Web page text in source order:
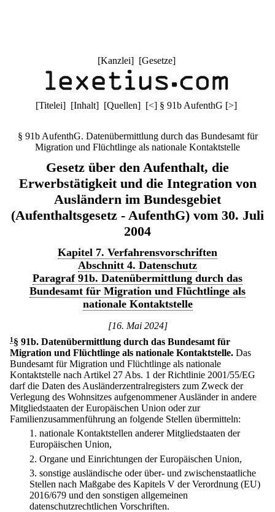
[Kanzlei] [Gesetze]
[Titelei] [Inhalt] [Quellen] [<] § 91b AufenthG [>]
§ 91b AufenthG. Datenübermittlung durch das Bundesamt für
Migration und Flüchtlinge als nationale Kontaktstelle
Gesetz über den Aufenthalt, die
Erwerbstätigkeit und die Integration von
Ausländern im Bundesgebiet
(Aufenthaltsgesetz - AufenthG) vom 30. Juli
2004
Kapitel 7. Verfahrensvorschriften
Abschnitt 4. Datenschutz
Paragraf 91b. Datenübermittlung durch das
Bundesamt für Migration und Flüchtlinge als
nationale Kontaktstelle
[16. Mai 2024]
1 § 91b. Datenübermittlung durch das Bundesamt für
Migration und Flüchtlinge als nationale Kontaktstelle. Das
Bundesamt für Migration und Flüchtlinge als nationale
Kontaktstelle nach Artikel 27 Abs. 1 der Richtlinie 2001/55/EG
darf die Daten des Ausländerzentralregisters zum Zweck der
Verlegung des Wohnsitzes aufgenommener Ausländer in andere
Mitgliedstaaten der Europäischen Union oder zur
Familienzusammenführung an folgende Stellen übermitteln:
1. nationale Kontaktstellen anderer Mitgliedstaaten der
Europäischen Union,
2. Organe und Einrichtungen der Europäischen Union,
3. sonstige ausländische oder über- und zwischenstaatliche
Stellen nach Maßgabe des Kapitels V der Verordnung (EU)
2016/679 und den sonstigen allgemeinen
datenschutzrechtlichen Vorschriften.